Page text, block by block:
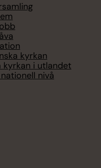
kyrkan
kyrkan i utlandet
nivå